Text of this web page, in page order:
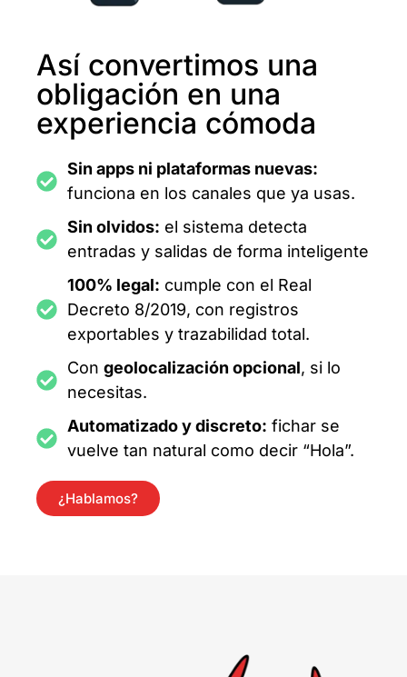
Así convertimos una
obligación en una
experiencia cómoda
Sin apps ni plataformas nuevas:
funciona en los canales que ya usas.
Sin olvidos: el sistema detecta
entradas y salidas de forma inteligente
100% legal: cumple con el Real
Decreto 8/2019, con registros
exportables y trazabilidad total.
Con geolocalización opcional, si lo
necesitas.
Automatizado y discreto: fichar se
vuelve tan natural como decir “Hola”.
¿Hablamos?